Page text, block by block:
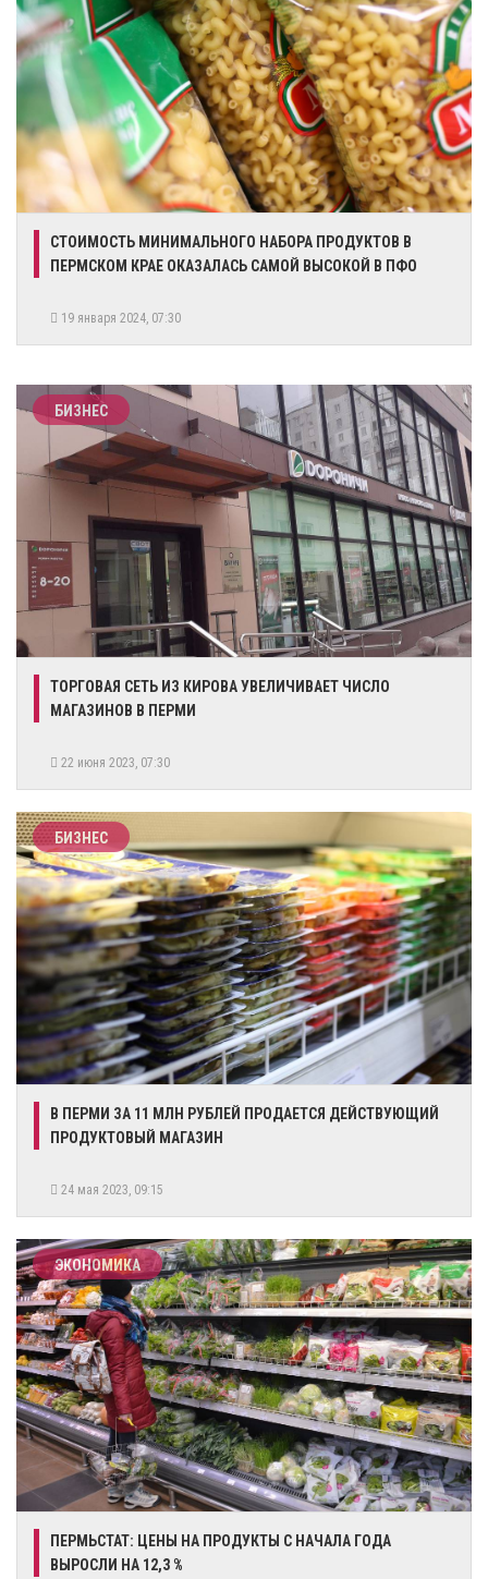
​СТОИМОСТЬ МИНИМАЛЬНОГО НАБОРА ПРОДУКТОВ В
ПЕРМСКОМ КРАЕ ОКАЗАЛАСЬ САМОЙ ВЫСОКОЙ В ПФО
19 января 2024, 07:30
БИЗНЕС
​ТОРГОВАЯ СЕТЬ ИЗ КИРОВА УВЕЛИЧИВАЕТ ЧИСЛО
МАГАЗИНОВ В ПЕРМИ
22 июня 2023, 07:30
БИЗНЕС
В ПЕРМИ ЗА 11 МЛН РУБЛЕЙ ПРОДАЕТСЯ ДЕЙСТВУЮЩИЙ
ПРОДУКТОВЫЙ МАГАЗИН
24 мая 2023, 09:15
ЭКОНОМИКА
​ПЕРМЬСТАТ: ЦЕНЫ НА ПРОДУКТЫ С НАЧАЛА ГОДА
ВЫРОСЛИ НА 12,3 %